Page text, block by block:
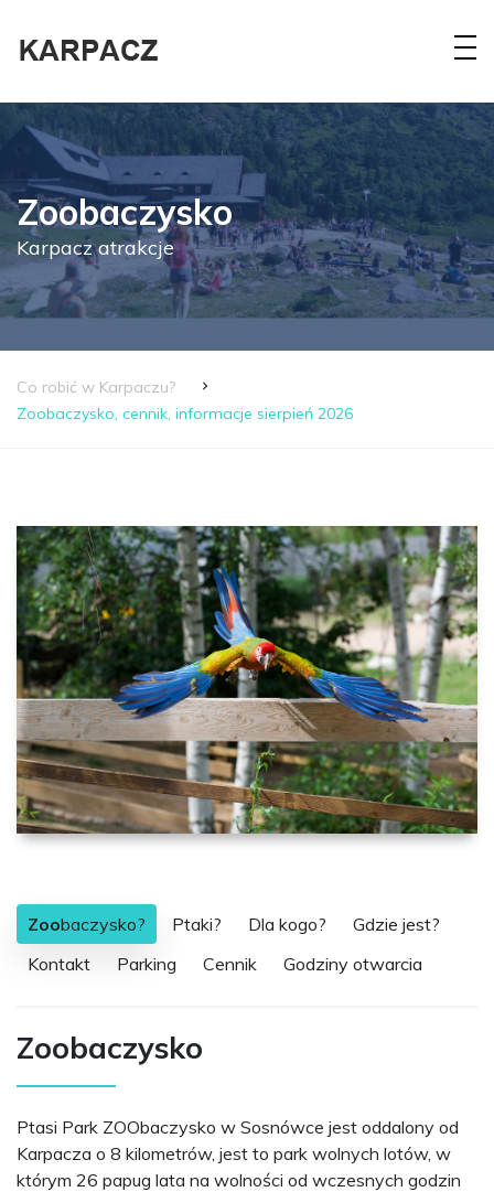
Zoobaczysko
Karpacz atrakcje
Co robić w Karpaczu?
Zoobaczysko, cennik, informacje sierpień 2026
Zoobaczysko? Ptaki? Dla kogo?
Gdzie jest?
Kontakt
Parking Cennik Godziny otwarcia
Zoobaczysko
Ptasi Park ZOObaczysko w Sosnówce jest oddalony od
Karpacza o 8 kilometrów, jest to park wolnych lotów, w
którym 26 papug lata na wolności od wczesnych godzin